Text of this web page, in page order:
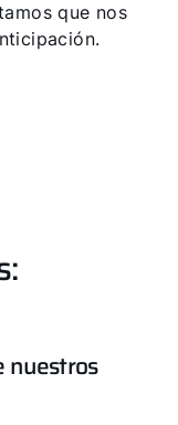
que nos
nuestros